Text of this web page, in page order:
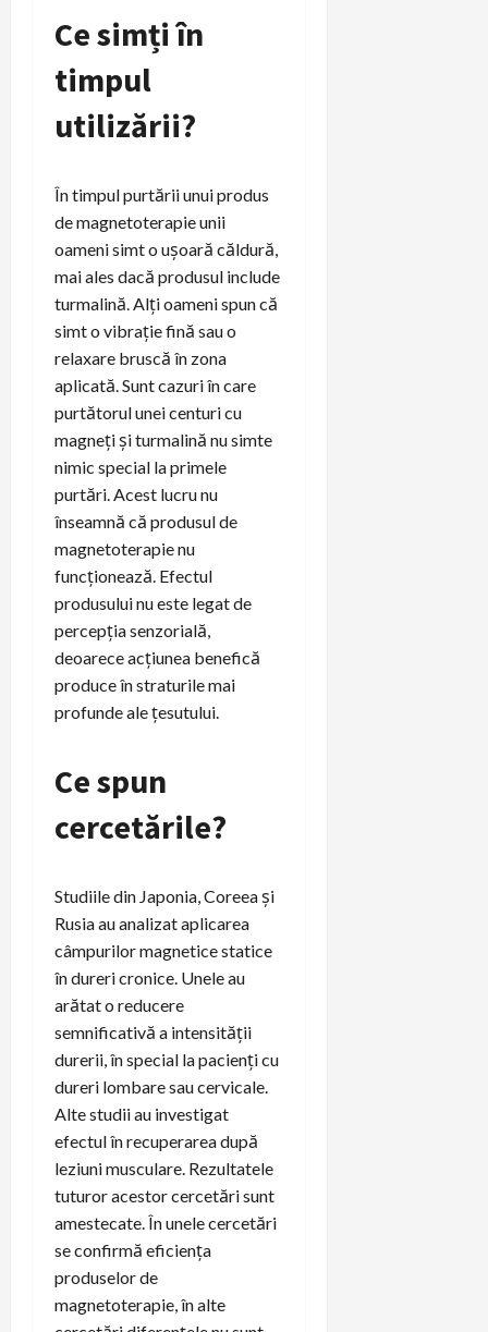
Ce simți în
timpul
utilizării?
În timpul purtării unui produs
de magnetoterapie unii
oameni simt o ușoară căldură,
mai ales dacă produsul include
turmalină. Alți oameni spun că
simt o vibrație fină sau o
relaxare bruscă în zona
aplicată. Sunt cazuri în care
purtătorul unei centuri cu
magneți și turmalină nu simte
nimic special la primele
purtări. Acest lucru nu
înseamnă că produsul de
magnetoterapie nu
funcționează. Efectul
produsului nu este legat de
percepția senzorială,
deoarece acțiunea benefică
produce în straturile mai
profunde ale țesutului.
Ce spun
cercetările?
Studiile din Japonia, Coreea și
Rusia au analizat aplicarea
câmpurilor magnetice statice
în dureri cronice. Unele au
arătat o reducere
semnificativă a intensității
durerii, în special la pacienți cu
dureri lombare sau cervicale.
Alte studii au investigat
efectul în recuperarea după
leziuni musculare. Rezultatele
tuturor acestor cercetări sunt
amestecate. În unele cercetări
se confirmă eficiența
produselor de
magnetoterapie, în alte